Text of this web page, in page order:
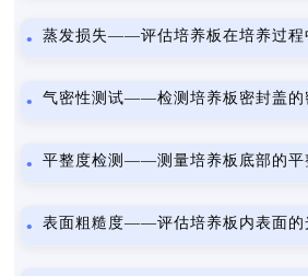
蒸发损失——评估培养板在培养过程
气密性测试——检测培养板密封盖的
平整度检测——测量培养板底部的平
表面粗糙度——评估培养板内表面的